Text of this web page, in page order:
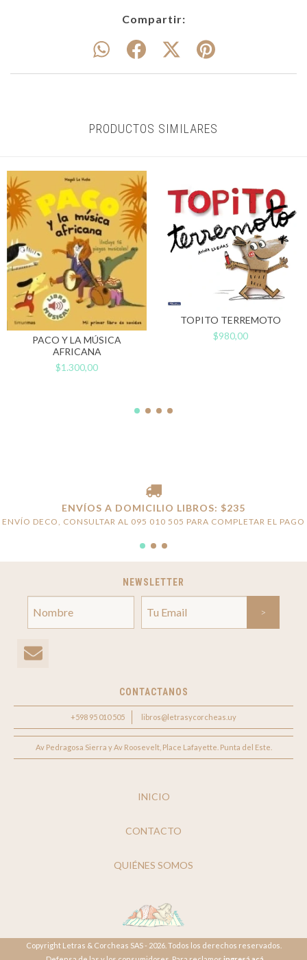
Compartir:
PRODUCTOS SIMILARES
PACO Y LA MÚSICA
AFRICANA
$1.300,00
TOPITO TERREMOTO
$980,00
ENVÍOS A DOMICILIO LIBROS: $235
ENVÍO DECO, CONSULTAR AL 095 010 505 PARA COMPLETAR EL PAGO
NEWSLETTER
CONTACTANOS
+598 95 010 505 libros@letrasycorcheas.uy
Av Pedragosa Sierra y Av Roosevelt, Place Lafayette. Punta del Este.
INICIO
CONTACTO
QUIÉNES SOMOS
Copyright Letras & Corcheas SAS - 2026. Todos los derechos reservados.